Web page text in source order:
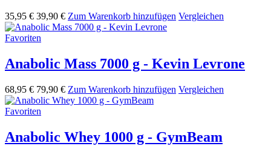
35,95 € 39,90 € Zum Warenkorb hinzufügen Vergleichen
Favoriten
Anabolic Mass 7000 g - Kevin Levrone
68,95 € 79,90 € Zum Warenkorb hinzufügen Vergleichen
Favoriten
Anabolic Whey 1000 g - GymBeam